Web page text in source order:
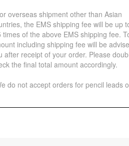
overseas shipment other than Asian
the EMS shipping fee will be up
times of the above EMS shipping fee.
including shipping fee will be
after receipt of your order. Please
the final total amount accordingly.
do not accept orders for pencil leads